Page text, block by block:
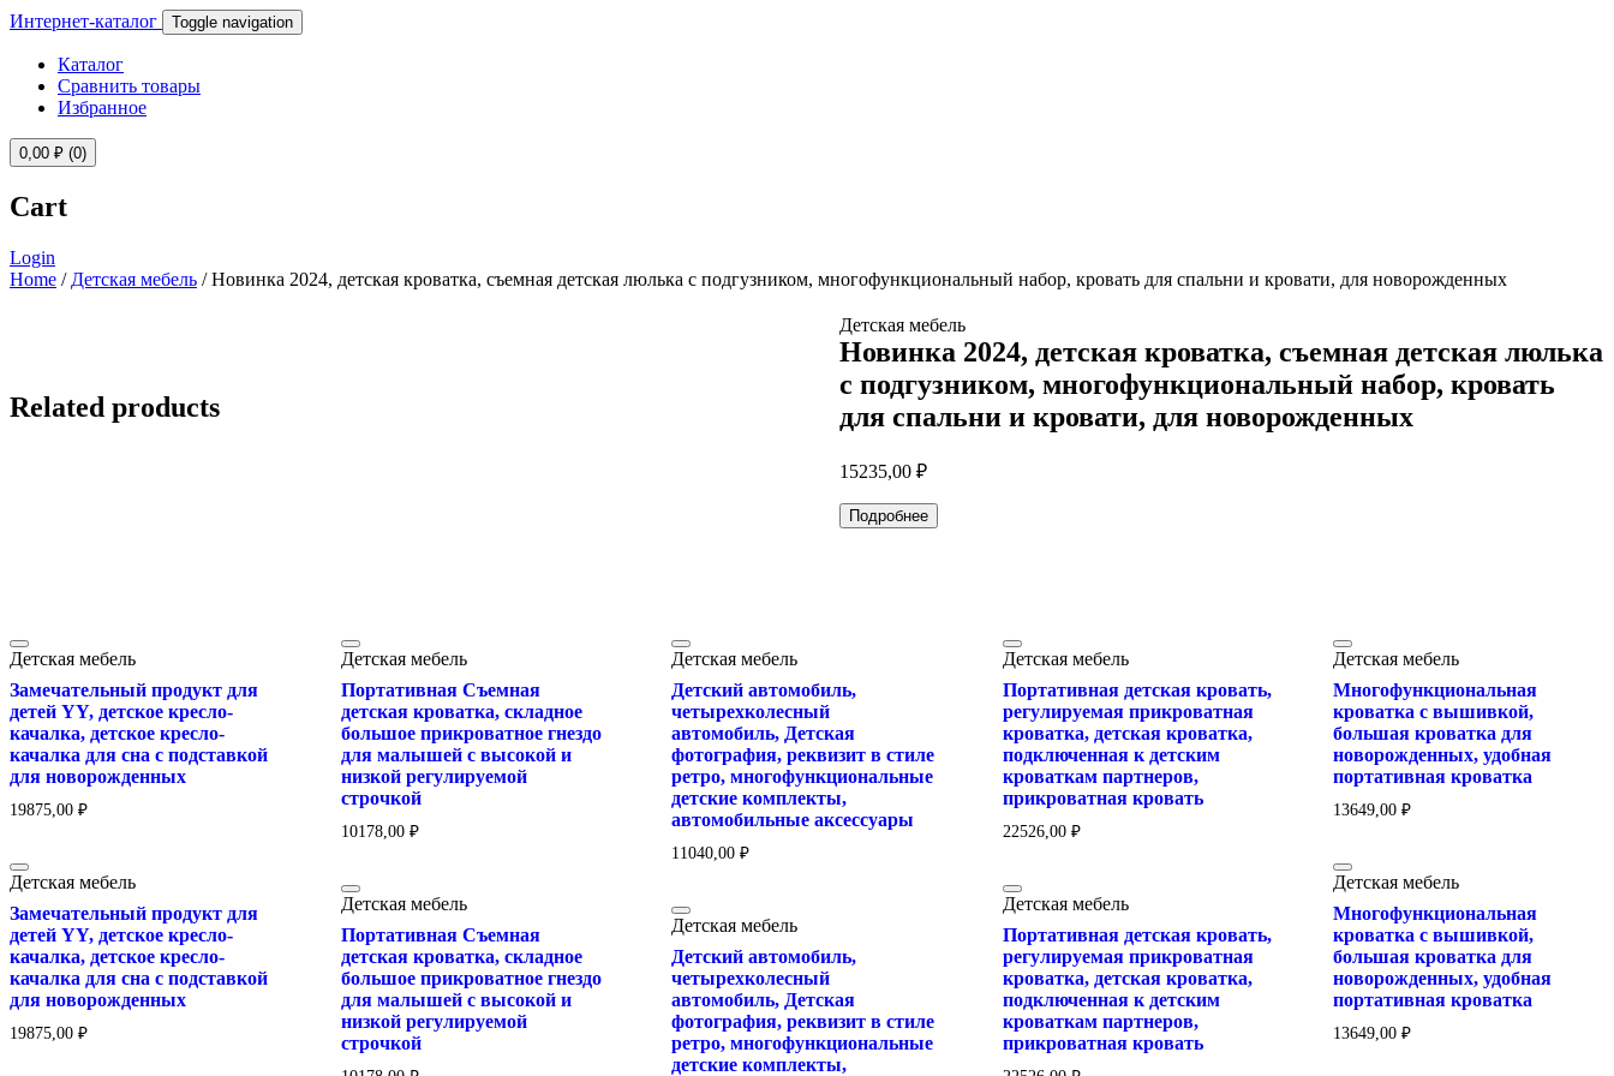
Интернет-каталог Toggle navigation
Каталог
Сравнить товары
Избранное
0,00 ₽ (0)
Cart
Login
Home / Детская мебель / Новинка 2024, детская кроватка, съемная детская люлька с подгузником, многофункциональный набор, кровать для спальни и кровати, для новорожденных
Детская мебель
Новинка 2024, детская кроватка, съемная детская люлька
с подгузником, многофункциональный набор, кровать
для спальни и кровати, для новорожденных
15235,00 ₽
Подробнее
Related products
Детская мебель
Замечательный продукт для
детей YY, детское кресло-
качалка, детское кресло-
качалка для сна с подставкой
для новорожденных
19875,00 ₽
Детская мебель
Замечательный продукт для
детей YY, детское кресло-
качалка, детское кресло-
качалка для сна с подставкой
для новорожденных
19875,00 ₽
Детская мебель
Портативная Съемная
детская кроватка, складное
большое прикроватное гнездо
для малышей с высокой и
низкой регулируемой
строчкой
10178,00 ₽
Детская мебель
Портативная Съемная
детская кроватка, складное
большое прикроватное гнездо
для малышей с высокой и
низкой регулируемой
строчкой
Детская мебель
Детский автомобиль,
четырехколесный
автомобиль, Детская
фотография, реквизит в стиле
ретро, многофункциональные
детские комплекты,
автомобильные аксессуары
11040,00₽
Детская мебель
Детский автомобиль,
четырехколесный
автомобиль, Детская
фотография, реквизит в стиле
ретро, многофункциональные
детские комплекты,
Детская мебель
Портативная детская кровать,
регулируемая прикроватная
кроватка, детская кроватка,
подключенная к детским
кроваткам партнеров,
прикроватная кровать
22526,00 ₽
Детская мебель
Портативная детская кровать,
регулируемая прикроватная
кроватка, детская кроватка,
подключенная к детским
кроваткам партнеров,
прикроватная кровать
Детская мебель
Многофункциональная
кроватка с вышивкой,
большая кроватка для
новорожденных, удобная
портативная кроватка
13649,00₽
Детская мебель
Многофункциональная
кроватка с вышивкой,
большая кроватка для
новорожденных, удобная
портативная кроватка
13649,00₽